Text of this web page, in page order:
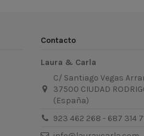
Contacto
Laura & Carla
C/ Santiago Vegas
37500 CIUDAD
(España)
923 462 268 - 687 314